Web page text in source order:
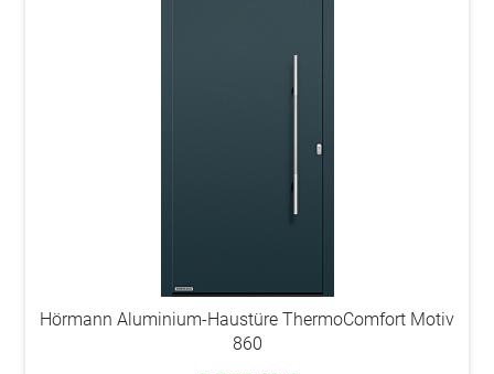
Hörmann Aluminium-Haustüre ThermoComfort Motiv
860